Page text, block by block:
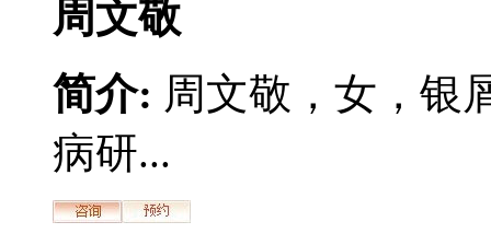
周文敬
简介: 周文敬，女，银
病研...